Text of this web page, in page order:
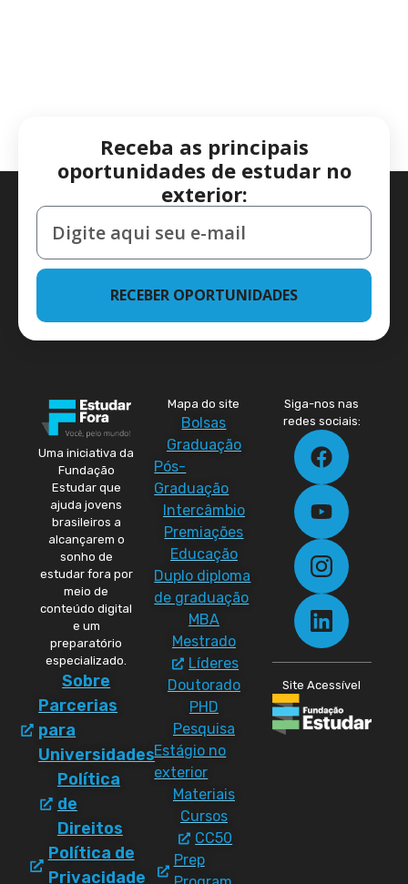
Receba as principais
oportunidades de estudar no
exterior:
RECEBER OPORTUNIDADES
Uma iniciativa da
Fundação
Estudar que
ajuda jovens
brasileiros a
alcançarem o
sonho de
estudar fora por
meio de
conteúdo digital
e um
preparatório
especializado.
Sobre
Parcerias
para
Universidades
Política
de
Direitos
Política de
Privacidade
Mapa do site
Bolsas
Graduação
Pós-
Graduação
Intercâmbio
Premiações
Educação
Duplo diploma
de graduação
MBA
Mestrado
Líderes
Doutorado
PHD
Pesquisa
Estágio no
exterior
Materiais
Cursos
CC50
Prep
Siga-nos nas
redes sociais:
Site Acessível